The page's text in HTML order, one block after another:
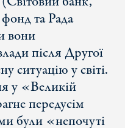
та Рада
вони
після Другої
ситуацію у світі.
у «Великій
передусім
були «непочуті